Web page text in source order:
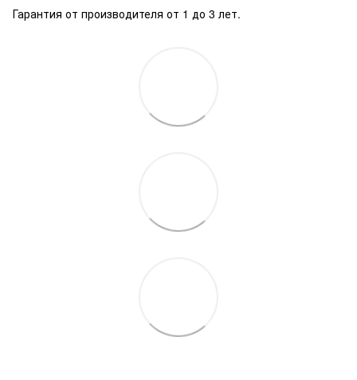
Гарантия от производителя от 1 до 3 лет.